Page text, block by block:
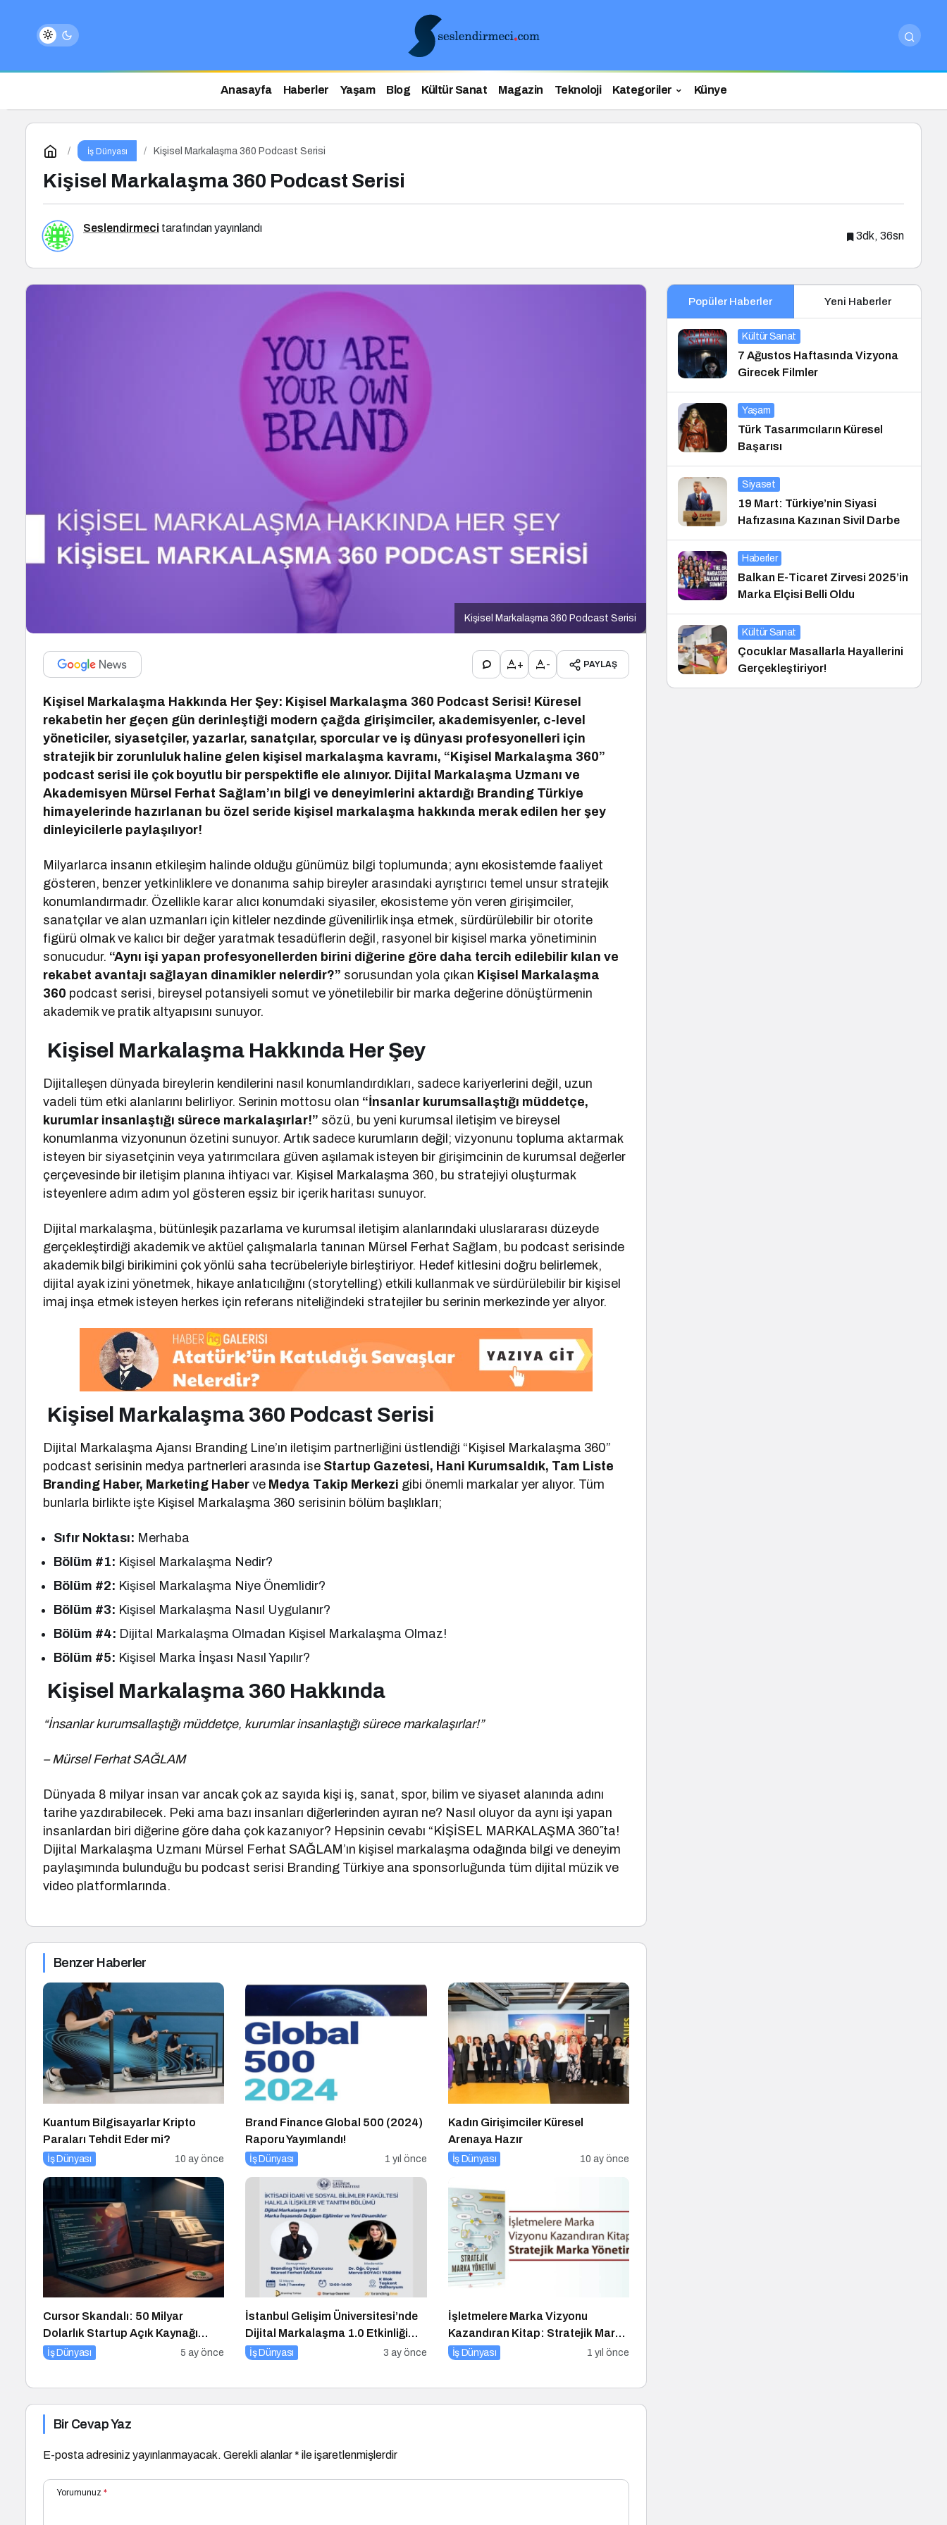
Anasayfa Haberler Yaşam Blog Kültür Sanat Magazin Teknoloji Kategoriler Künye
İş Dünyası Kişisel Markalaşma 360 Podcast Serisi
Kişisel Markalaşma 360 Podcast Serisi
Seslendirmeci tarafından yayınlandı
3dk, 36sn
Kişisel Markalaşma 360 Podcast Serisi
+ - PAYLAŞ
Kişisel Markalaşma Hakkında Her Şey: Kişisel Markalaşma 360 Podcast Serisi! Küresel
rekabetin her geçen gün derinleştiği modern çağda girişimciler, akademisyenler, c-level
yöneticiler, siyasetçiler, yazarlar, sanatçılar, sporcular ve iş dünyası profesyonelleri için
stratejik bir zorunluluk haline gelen kişisel markalaşma kavramı, “Kişisel Markalaşma 360”
podcast serisi ile çok boyutlu bir perspektifle ele alınıyor. Dijital Markalaşma Uzmanı ve
Akademisyen Mürsel Ferhat Sağlam’ın bilgi ve deneyimlerini aktardığı Branding Türkiye
himayelerinde hazırlanan bu özel seride kişisel markalaşma hakkında merak edilen her şey
dinleyicilerle paylaşılıyor!
Milyarlarca insanın etkileşim halinde olduğu günümüz bilgi toplumunda; aynı ekosistemde faaliyet
gösteren, benzer yetkinliklere ve donanıma sahip bireyler arasındaki ayrıştırıcı temel unsur stratejik
konumlandırmadır. Özellikle karar alıcı konumdaki siyasiler, ekosisteme yön veren girişimciler,
sanatçılar ve alan uzmanları için kitleler nezdinde güvenilirlik inşa etmek, sürdürülebilir bir otorite
figürü olmak ve kalıcı bir değer yaratmak tesadüflerin değil, rasyonel bir kişisel marka yönetiminin
sonucudur. “Aynı işi yapan profesyonellerden birini diğerine göre daha tercih edilebilir kılan ve
rekabet avantajı sağlayan dinamikler nelerdir?” sorusundan yola çıkan Kişisel Markalaşma
360 podcast serisi, bireysel potansiyeli somut ve yönetilebilir bir marka değerine dönüştürmenin
akademik ve pratik altyapısını sunuyor.
Kişisel Markalaşma Hakkında Her Şey
Dijitalleşen dünyada bireylerin kendilerini nasıl konumlandırdıkları, sadece kariyerlerini değil, uzun
vadeli tüm etki alanlarını belirliyor. Serinin mottosu olan “İnsanlar kurumsallaştığı müddetçe,
kurumlar insanlaştığı sürece markalaşırlar!” sözü, bu yeni kurumsal iletişim ve bireysel
konumlanma vizyonunun özetini sunuyor. Artık sadece kurumların değil; vizyonunu topluma aktarmak
isteyen bir siyasetçinin veya yatırımcılara güven aşılamak isteyen bir girişimcinin de kurumsal değerler
çerçevesinde bir iletişim planına ihtiyacı var. Kişisel Markalaşma 360, bu stratejiyi oluşturmak
isteyenlere adım adım yol gösteren eşsiz bir içerik haritası sunuyor.
Dijital markalaşma, bütünleşik pazarlama ve kurumsal iletişim alanlarındaki uluslararası düzeyde
gerçekleştirdiği akademik ve aktüel çalışmalarla tanınan Mürsel Ferhat Sağlam, bu podcast serisinde
akademik bilgi birikimini çok yönlü saha tecrübeleriyle birleştiriyor. Hedef kitlesini doğru belirlemek,
dijital ayak izini yönetmek, hikaye anlatıcılığını (storytelling) etkili kullanmak ve sürdürülebilir bir kişisel
imaj inşa etmek isteyen herkes için referans niteliğindeki stratejiler bu serinin merkezinde yer alıyor.
Kişisel Markalaşma 360 Podcast Serisi
Dijital Markalaşma Ajansı Branding Line’ın iletişim partnerliğini üstlendiği “Kişisel Markalaşma 360”
podcast serisinin medya partnerleri arasında ise Startup Gazetesi, Hani Kurumsaldık, Tam Liste
Branding Haber, Marketing Haber ve Medya Takip Merkezi gibi önemli markalar yer alıyor. Tüm
bunlarla birlikte işte Kişisel Markalaşma 360 serisinin bölüm başlıkları;
Sıfır Noktası: Merhaba
Bölüm #1: Kişisel Markalaşma Nedir?
Bölüm #2: Kişisel Markalaşma Niye Önemlidir?
Bölüm #3: Kişisel Markalaşma Nasıl Uygulanır?
Bölüm #4: Dijital Markalaşma Olmadan Kişisel Markalaşma Olmaz!
Bölüm #5: Kişisel Marka İnşası Nasıl Yapılır?
Kişisel Markalaşma 360 Hakkında
“İnsanlar kurumsallaştığı müddetçe, kurumlar insanlaştığı sürece markalaşırlar!”
– Mürsel Ferhat SAĞLAM
Dünyada 8 milyar insan var ancak çok az sayıda kişi iş, sanat, spor, bilim ve siyaset alanında adını
tarihe yazdırabilecek. Peki ama bazı insanları diğerlerinden ayıran ne? Nasıl oluyor da aynı işi yapan
insanlardan biri diğerine göre daha çok kazanıyor? Hepsinin cevabı “KİŞİSEL MARKALAŞMA 360″ta!
Dijital Markalaşma Uzmanı Mürsel Ferhat SAĞLAM’ın kişisel markalaşma odağında bilgi ve deneyim
paylaşımında bulunduğu bu podcast serisi Branding Türkiye ana sponsorluğunda tüm dijital müzik ve
video platformlarında.
Benzer Haberler
Kuantum Bilgisayarlar Kripto
Paraları Tehdit Eder mi?
İş Dünyası 10 ay önce
Brand Finance Global 500 (2024)
Raporu Yayımlandı!
İş Dünyası 1 yıl önce
Kadın Girişimciler Küresel
Arenaya Hazır
İş Dünyası 10 ay önce
Cursor Skandalı: 50 Milyar
Dolarlık Startup Açık Kaynağı
Gizleyince Ne Oldu?
İş Dünyası 5 ay önce
İstanbul Gelişim Üniversitesi’nde
Dijital Markalaşma 1.0 Etkinliği
Düzenlenecek
İş Dünyası 3 ay önce
İşletmelere Marka Vizyonu
Kazandıran Kitap: Stratejik Marka
Yönetimi
İş Dünyası 1 yıl önce
Bir Cevap Yaz
E-posta adresiniz yayınlanmayacak. Gerekli alanlar* ile işaretlenmişlerdir
Yorumunuz *
Popüler Haberler Yeni Haberler
Kültür Sanat
7 Ağustos Haftasında Vizyona
Girecek Filmler
Yaşam
Türk Tasarımcıların Küresel
Başarısı
Siyaset
19 Mart: Türkiye’nin Siyasi
Hafızasına Kazınan Sivil Darbe
Haberler
Balkan E-Ticaret Zirvesi 2025’in
Marka Elçisi Belli Oldu
Kültür Sanat
Çocuklar Masallarla Hayallerini
Gerçekleştiriyor!